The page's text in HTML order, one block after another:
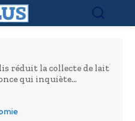
réduit la collecte de lait
qui inquiète...